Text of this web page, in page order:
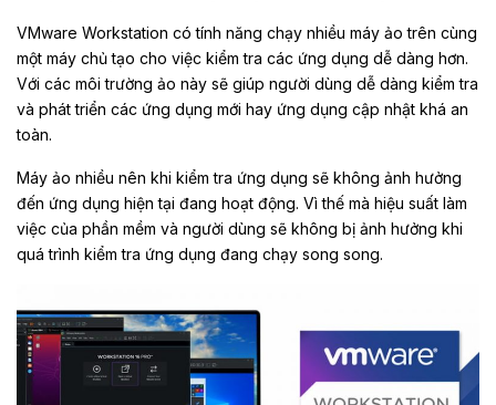
VMware Workstation có tính năng chạy nhiều máy ảo trên cùng
một máy chủ tạo cho việc kiểm tra các ứng dụng dễ dàng hơn.
Với các môi trường ảo này sẽ giúp người dùng dễ dàng kiểm tra
và phát triển các ứng dụng mới hay ứng dụng cập nhật khá an
toàn.
Máy ảo nhiều nên khi kiểm tra ứng dụng sẽ không ảnh hưởng
đến ứng dụng hiện tại đang hoạt động. Vì thế mà hiệu suất làm
việc của phần mềm và người dùng sẽ không bị ảnh hưởng khi
quá trình kiểm tra ứng dụng đang chạy song song.